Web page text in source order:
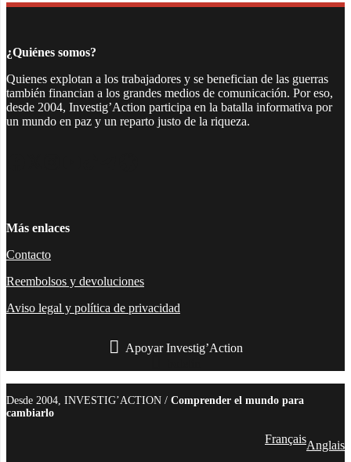
¿Quiénes somos?
Quienes explotan a los trabajadores y se benefician de las guerras
también financian a los grandes medios de comunicación. Por eso,
desde 2004, Investig’Action participa en la batalla informativa por
un mundo en paz y un reparto justo de la riqueza.
Más enlaces
Contacto
Reembolsos y devoluciones
Aviso legal y política de privacidad
Apoyar Investig’Action
Desde 2004, INVESTIG’ACTION / Comprender el mundo para
cambiarlo
FrançaisAnglais